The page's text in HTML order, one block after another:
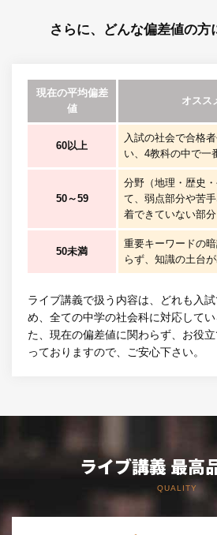
さらに、どんな偏差値の方
現在の平均偏差
値
オスス
60以上
入試の社会で合格
い、4教科の中で一
50～59
分野（地理・歴史
て、弱点部分や苦
着できていない部
50未満
重要キーワードの
らず、知識の土台
ライブ講義で扱う内容は、どれも入
め、全ての中学の社会科に対応して
た、現在の偏差値に関わらず、お役
っておりますので、ご安心下さい。
ライブ講義 最高
QUALITY